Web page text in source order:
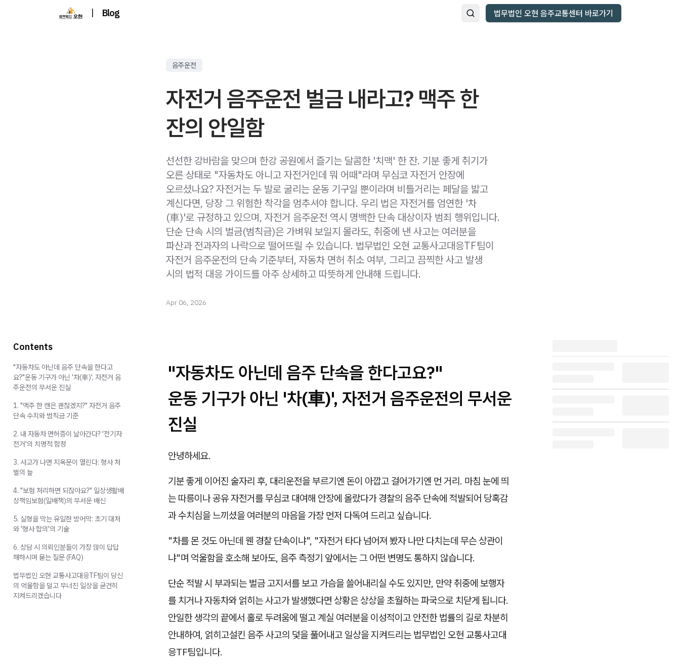
| Blog 법무법인 오현 음주교통센터 바로가기
음주운전
자전거 음주운전 벌금 내라고? 맥주 한
잔의 안일함
선선한 강바람을 맞으며 한강 공원에서 즐기는 달콤한 '치맥' 한 잔. 기분 좋게 취기가
오른 상태로 "자동차도 아니고 자전거인데 뭐 어때"라며 무심코 자전거 안장에
오르셨나요? 자전거는 두 발로 굴리는 운동 기구일 뿐이라며 비틀거리는 페달을 밟고
계신다면, 당장 그 위험한 착각을 멈추셔야 합니다. 우리 법은 자전거를 엄연한 '차
(車)'로 규정하고 있으며, 자전거 음주운전 역시 명백한 단속 대상이자 범죄 행위입니다.
단순 단속 시의 벌금(범칙금)은 가벼워 보일지 몰라도, 취중에 낸 사고는 여러분을
파산과 전과자의 나락으로 떨어뜨릴 수 있습니다. 법무법인 오현 교통사고대응TF팀이
자전거 음주운전의 단속 기준부터, 자동차 면허 취소 여부, 그리고 끔찍한 사고 발생
시의 법적 대응 가이드를 아주 상세하고 따뜻하게 안내해 드립니다.
Apr 06, 2026
"자동차도 아닌데 음주 단속을 한다고요?"
운동 기구가 아닌 '차(車)', 자전거 음주운전의 무서운
진실
안녕하세요.
기분 좋게 이어진 술자리 후, 대리운전을 부르기엔 돈이 아깝고 걸어가기엔 먼 거리. 마침 눈에 띄
는 따릉이나 공유 자전거를 무심코 대여해 안장에 올랐다가 경찰의 음주 단속에 적발되어 당혹감
과 수치심을 느끼셨을 여러분의 마음을 가장 먼저 다독여 드리고 싶습니다.
"차를 몬 것도 아닌데 웬 경찰 단속이냐", "자전거 타다 넘어져 봤자 나만 다치는데 무슨 상관이
냐"며 억울함을 호소해 보아도, 음주 측정기 앞에서는 그 어떤 변명도 통하지 않습니다.
단순 적발 시 부과되는 벌금 고지서를 보고 가슴을 쓸어내리실 수도 있지만, 만약 취중에 보행자
를 치거나 자동차와 얽히는 사고가 발생했다면 상황은 상상을 초월하는 파국으로 치닫게 됩니다.
안일한 생각의 끝에서 홀로 두려움에 떨고 계실 여러분을 이성적이고 안전한 법률의 길로 차분히
안내하여, 얽히고설킨 음주 사고의 덫을 풀어내고 일상을 지켜드리는 법무법인 오현 교통사고대
응TF팀입니다.
Contents
"자동차도 아닌데 음주 단속을 한다고
요?"운동 기구가 아닌 '차(車)', 자전거 음
주운전의 무서운 진실
1. "맥주 한 캔은 괜찮겠지?" 자전거 음주
단속 수치와 범칙금 기준
2. 내 자동차 면허증이 날아간다? '전기자
전거'의 치명적 함정
3. 사고가 나면 지옥문이 열린다: 형사 처
벌의 늪
4. "보험 처리하면 되잖아요?" 일상생활배
상책임보험(일배책)의 무서운 배신
5. 실형을 막는 유일한 방어막: 초기 대처
와 '형사 합의'의 기술
6. 상담 시 의뢰인분들이 가장 많이 답답
해하시며 묻는 질문 (FAQ)
법무법인 오현 교통사고대응TF팀이 당신
의 억울함을 덜고 무너진 일상을 굳건히
지켜드리겠습니다